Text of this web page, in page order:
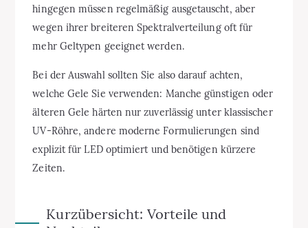
hingegen müssen regelmäßig ausgetauscht, aber
wegen ihrer breiteren Spektralverteilung oft für
mehr Geltypen geeignet werden.
Bei der Auswahl sollten Sie also darauf achten,
welche Gele Sie verwenden: Manche günstigen oder
älteren Gele härten nur zuverlässig unter klassischer
UV-Röhre, andere moderne Formulierungen sind
explizit für LED optimiert und benötigen kürzere
Zeiten.
Kurzübersicht: Vorteile und